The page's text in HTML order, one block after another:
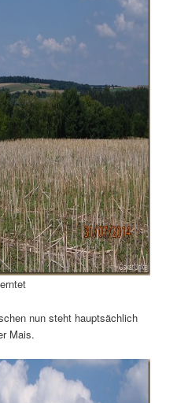
nun steht hauptsächlich
Mais.